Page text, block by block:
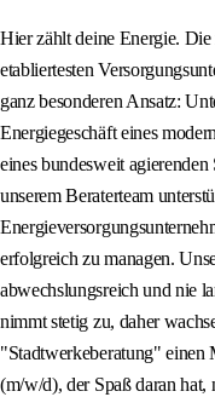
Hier zählt deine Energie.
etabliertesten
ganz besonderen Ansatz:
Energiegeschäft eines
eines bundesweit
unserem Beraterteam
erfolgreich zu managen.
abwechslungsreich und nie
nimmt stetig zu, daher
"Stadtwerkeberatung"
(m/w/d), der Spaß daran hat,